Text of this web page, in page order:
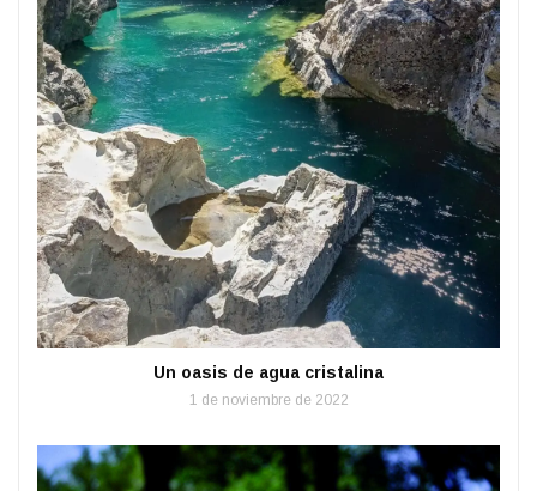
Un oasis de agua cristalina
1 de noviembre de 2022